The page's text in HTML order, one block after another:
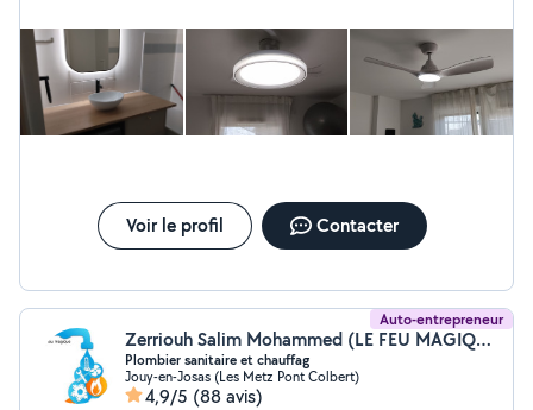
Voir le profil Contacter
Auto-entrepreneur
Zerriouh Salim Mohammed (LE FEU MAGIQUE SALIM)
Plombier sanitaire et chauffag
Jouy-en-Josas (Les Metz Pont Colbert)
4,9/5 (88 avis)